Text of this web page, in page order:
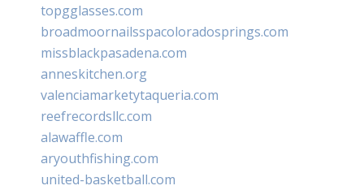
topgglasses.com
broadmoornailsspacoloradosprings.com
missblackpasadena.com
anneskitchen.org
valenciamarketytaqueria.com
reefrecordsllc.com
alawaffle.com
aryouthfishing.com
united-basketball.com